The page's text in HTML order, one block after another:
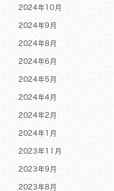
2024年10月
2024年9月
2024年8月
2024年6月
2024年5月
2024年4月
2024年2月
2024年1月
2023年11月
2023年9月
2023年8月